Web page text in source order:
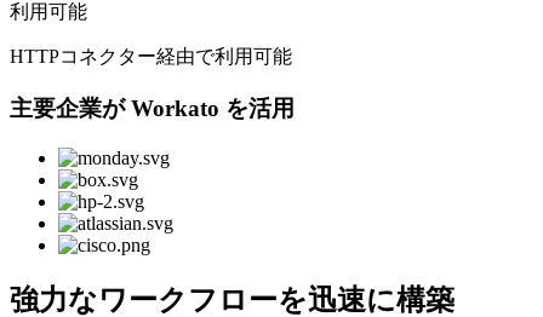
利用可能
HTTPコネクター経由で利用可能
主要企業が Workato を活用
強力なワークフローを迅速に構築